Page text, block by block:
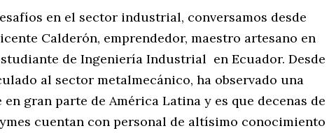
en el sector industrial, conversamos desde
Calderón, emprendedor, maestro artesano en
de Ingeniería Industrial en Ecuador. Desde
al sector metalmecánico, ha observado una
gran parte de América Latina y es que decenas de
cuentan con personal de altísimo conocimiento